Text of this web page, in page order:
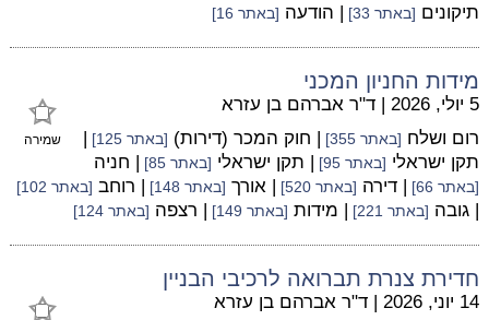
תיקונים [באתר 33] | הודעה [באתר 16]
מידות החניון המכני
שמירה
5 יולי, 2026 | ד"ר אברהם בן עזרא
רום ושלח [באתר 355] | חוק המכר (דירות) [באתר 125]
|
תקן ישראלי [באתר 95] | תקן ישראלי [באתר 85] | חניה
[באתר 66] | דירה [באתר 520] | אורך [באתר 148] | רוחב [באתר 102]
| גובה [באתר 221] | מידות [באתר 149] | רצפה [באתר 124]
חדירת צנרת תברואה לרכיבי הבניין
14 יוני, 2026 | ד"ר אברהם בן עזרא